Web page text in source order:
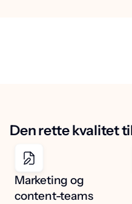
Den rette kvalitet
Marketing og
content-teams